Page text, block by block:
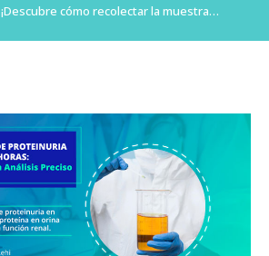
¡Descubre cómo recolectar la muestra…